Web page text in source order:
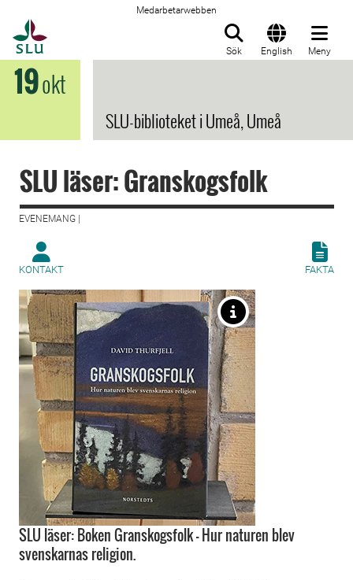
Medarbetarwebben
Sök English Meny
19okt
SLU-biblioteket i Umeå, Umeå
SLU läser: Granskogsfolk
EVENEMANG |
KONTAKT FAKTA
SLU läser: Boken Granskogsfolk - Hur naturen blev
svenskarnas religion.